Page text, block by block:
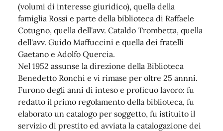
(volumi di interesse giuridico), quella della
famiglia Rossi e parte della biblioteca di Raffaele
Cotugno, quella dell'avv. Cataldo Trombetta, quella
dell'avv. Guido Maffuccini e quella dei fratelli
Gaetano e Adolfo Quercia.
Nel 1952 assunse la direzione della Biblioteca
Benedetto Ronchi e vi rimase per oltre 25 annni.
Furono degli anni di inteso e proficuo lavoro: fu
redatto il primo regolamento della biblioteca, fu
elaborato un catalogo per soggetto, fu istituito il
servizio di prestito ed avviata la catalogazione dei